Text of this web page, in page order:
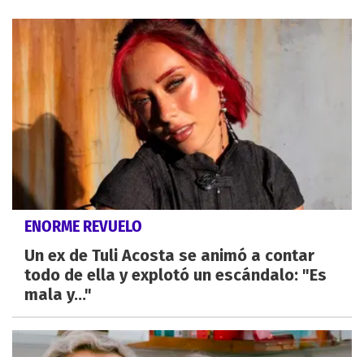
ENORME REVUELO
Un ex de Tuli Acosta se animó a contar
todo de ella y explotó un escándalo: "Es
mala y..."